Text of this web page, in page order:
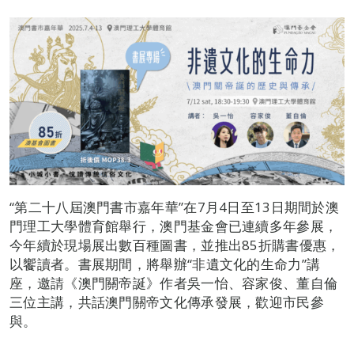
“第二十八屆澳門書市嘉年華”在7月4日至13日期間於澳
門理工大學體育館舉行，澳門基金會已連續多年參展，
今年續於現場展出數百種圖書，並推出85折購書優惠，
以饗讀者。書展期間，將舉辦“非遺文化的生命力”講
座，邀請《澳門關帝誕》作者吳一怡、容家俊、董自倫
三位主講，共話澳門關帝文化傳承發展，歡迎市民參
與。